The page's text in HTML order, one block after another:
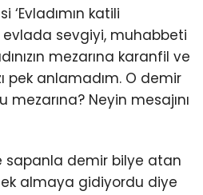
‘Evladımın katili
evlada sevgiyi, muhabbeti
mezarına karanfil ve
pek anlamadım. O demir
Neyin mesajını
sapanla demir bilye atan
almaya gidiyordu diye